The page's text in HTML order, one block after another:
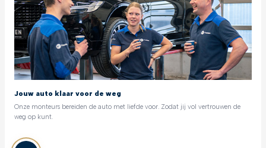
Jouw auto klaar voor de weg
Onze monteurs bereiden de auto met liefde voor. Zodat jij vol vertrouwen de
weg op kunt.